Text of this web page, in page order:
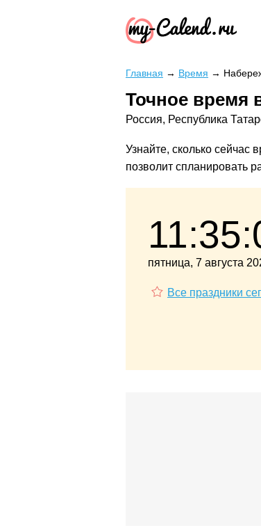
Главная → Время →
Точное время
Россия, Республика
Узнайте, сколько
позволит спланировать
пятница, 7 августа
Все праздники